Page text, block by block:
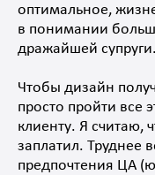
оптимальное,
в понимании
дражайшей супруги.
Чтобы дизайн
просто пройти все
клиенту. Я считаю,
заплатил. Труднее
предпочтения ЦА